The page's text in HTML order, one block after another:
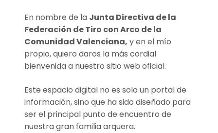
En nombre de la Junta Directiva de la
Federación de Tiro con Arco de la
Comunidad Valenciana, y en el mío
propio, quiero daros la más cordial
bienvenida a nuestro sitio web oficial.
Este espacio digital no es solo un portal de
información, sino que ha sido diseñado para
ser el principal punto de encuentro de
nuestra gran familia arquera.